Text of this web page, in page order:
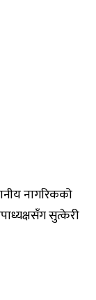
नागरिकको
सुत्केरी